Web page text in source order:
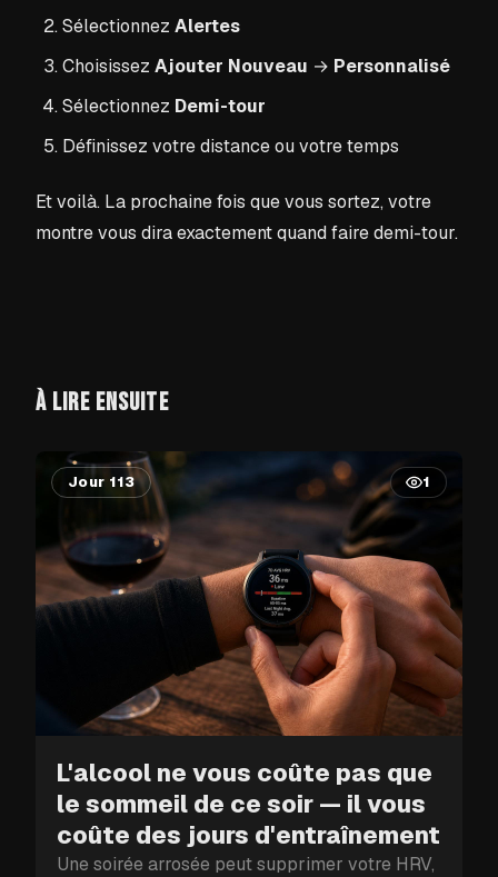
Sélectionnez Alertes
Choisissez Ajouter Nouveau → Personnalisé
Sélectionnez Demi-tour
Définissez votre distance ou votre temps
Et voilà. La prochaine fois que vous sortez, votre
montre vous dira exactement quand faire demi-tour.
À LIRE ENSUITE
Jour 113 1
L'alcool ne vous coûte pas que
le sommeil de ce soir — il vous
coûte des jours d'entraînement
Une soirée arrosée peut supprimer votre HRV,